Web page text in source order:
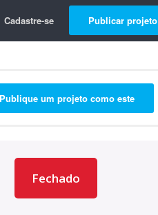
Cadastre-se Publicar projeto
Publique um projeto como este
Fechado